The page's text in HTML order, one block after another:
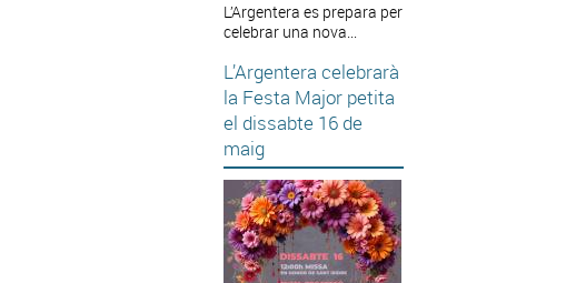
L’Argentera es prepara per
celebrar una nova...
L’Argentera celebrarà
la Festa Major petita
el dissabte 16 de
maig